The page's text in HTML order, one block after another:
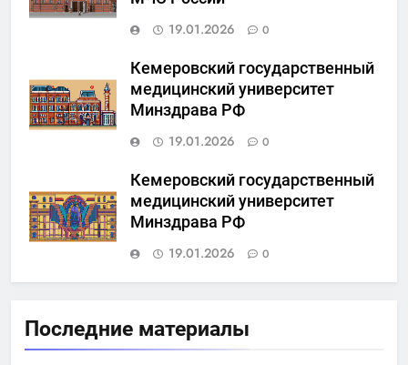
19.01.2026
0
Кемеровский государственный
медицинский университет
Минздрава РФ
19.01.2026
0
Кемеровский государственный
медицинский университет
Минздрава РФ
19.01.2026
0
Последние материалы